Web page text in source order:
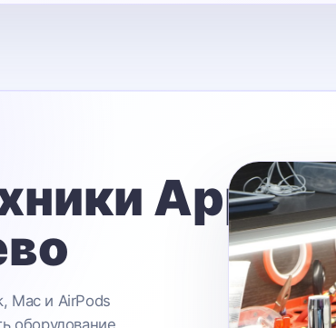
Apple
Mac и AirPods
оборудование